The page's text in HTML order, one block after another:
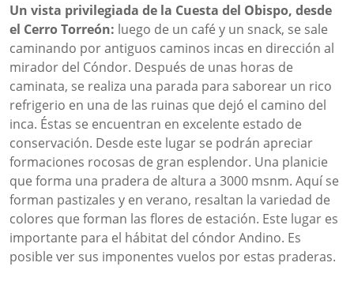
Un vista privilegiada de la Cuesta del Obispo, desde
el Cerro Torreón: luego de un café y un snack, se sale
caminando por antiguos caminos incas en dirección al
mirador del Cóndor. Después de unas horas de
caminata, se realiza una parada para saborear un rico
refrigerio en una de las ruinas que dejó el camino del
inca. Éstas se encuentran en excelente estado de
conservación. Desde este lugar se podrán apreciar
formaciones rocosas de gran esplendor. Una planicie
que forma una pradera de altura a 3000 msnm. Aquí se
forman pastizales y en verano, resaltan la variedad de
colores que forman las flores de estación. Este lugar es
importante para el hábitat del cóndor Andino. Es
posible ver sus imponentes vuelos por estas praderas.